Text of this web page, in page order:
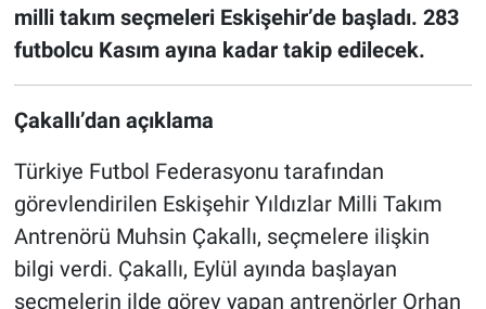
milli takım seçmeleri Eskişehir’de başladı. 283
futbolcu Kasım ayına kadar takip edilecek.
Çakallı’dan açıklama
Türkiye Futbol Federasyonu tarafından
görevlendirilen Eskişehir Yıldızlar Milli Takım
Antrenörü Muhsin Çakallı, seçmelere ilişkin
bilgi verdi. Çakallı, Eylül ayında başlayan
seçmelerin ilde görev yapan antrenörler Orhan